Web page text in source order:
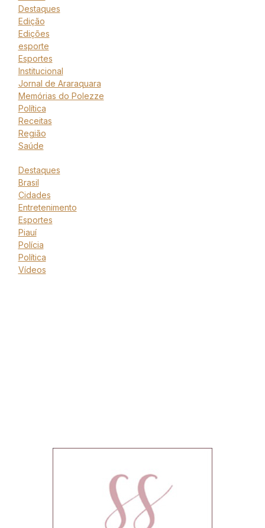
Destaques
Edição
Edições
esporte
Esportes
Institucional
Jornal de Araraquara
Memórias do Polezze
Política
Receitas
Região
Saúde
Destaques
Brasil
Cidades
Entretenimento
Esportes
Piauí
Polícia
Política
Vídeos